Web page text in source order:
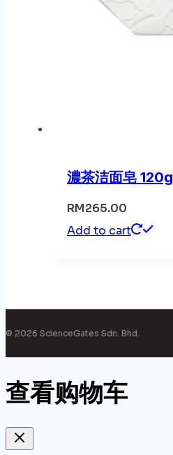
濃茶洁面皂 120g
RM265.00
Add to cart
© 2026 ScienceGates Sdn. Bhd.
查看购物车